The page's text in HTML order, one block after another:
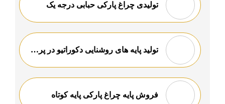
تولیدی چراغ پارکی حبابی درجه یک
تولید پایه های روشنایی دکوراتیو در پرتوسازان بدیع
فروش پایه چراغ پارکی پایه کوتاه